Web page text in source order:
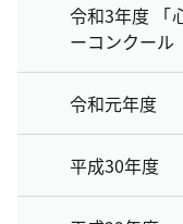
令和3年度 「
ーコンクール
令和元年度
平成30年度